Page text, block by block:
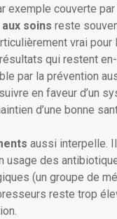
couverte
soins reste
vrai pour
qui restent
par la prévention
en faveur d’un
d’une bonne
aussi interpelle.
usage des
(un groupe de
reste trop